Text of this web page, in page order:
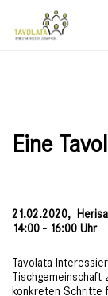
Eine
21.02.2020,
14:00 - 16:00 Uhr
Tavolata-
konkreten Schritte